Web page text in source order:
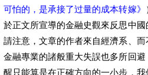
可怕的，是承接了过量的成本转嫁》
於正文所宣導的金融史觀來反思中
請注意，文章的作者來自經濟系、
金融專業的諸般重大失誤也多所回
醒只能算是在正確方向的一小步，